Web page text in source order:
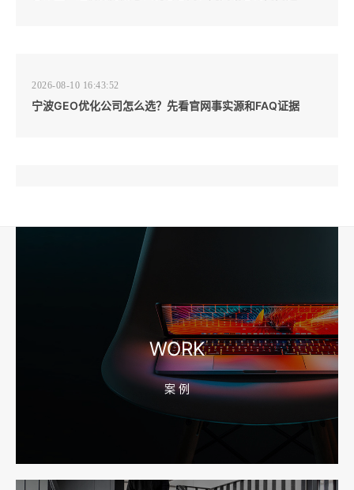
2026-08-10 16:43:52
宁波GEO优化公司怎么选？先看官网事实源和FAQ证据
宁波外贸网站建设怎么做？产品目录和询盘字段先定
宁波企业官网改版怎么做？先排老站URL和收录保留
WORK
案 例